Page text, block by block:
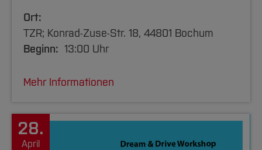
Ort:
TZR; Konrad-Zuse-Str. 18, 44801 Bochum
Beginn: 13:00 Uhr
Mehr Informationen
28.
April